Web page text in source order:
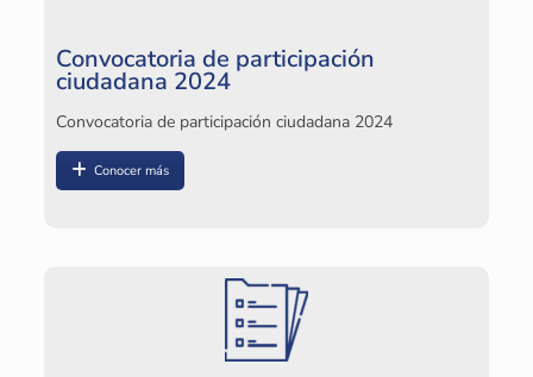
Convocatoria de participación
ciudadana 2024
Convocatoria de participación ciudadana 2024
Conocer más